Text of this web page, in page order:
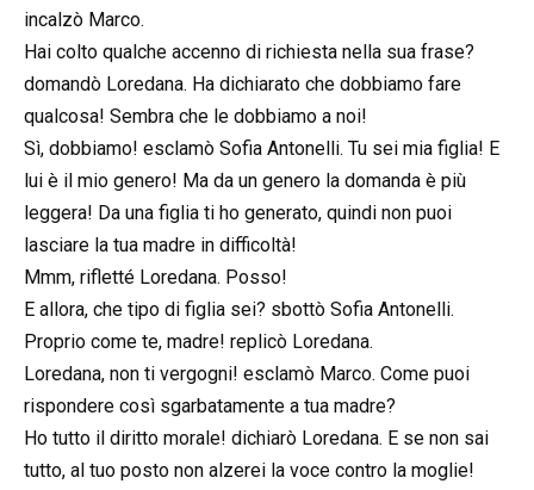
incalzò Marco.
Hai colto qualche accenno di richiesta nella sua frase?
domandò Loredana. Ha dichiarato che dobbiamo fare
qualcosa! Sembra che le dobbiamo a noi!
Sì, dobbiamo! esclamò Sofia Antonelli. Tu sei mia figlia! E
lui è il mio genero! Ma da un genero la domanda è più
leggera! Da una figlia ti ho generato, quindi non puoi
lasciare la tua madre in difficoltà!
Mmm, rifletté Loredana. Posso!
E allora, che tipo di figlia sei? sbottò Sofia Antonelli.
Proprio come te, madre! replicò Loredana.
Loredana, non ti vergogni! esclamò Marco. Come puoi
rispondere così sgarbatamente a tua madre?
Ho tutto il diritto morale! dichiarò Loredana. E se non sai
tutto, al tuo posto non alzerei la voce contro la moglie!